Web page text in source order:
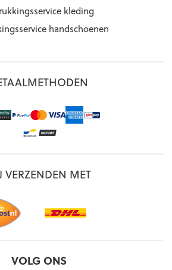
kleding
handschoenen
VERZENDEN MET